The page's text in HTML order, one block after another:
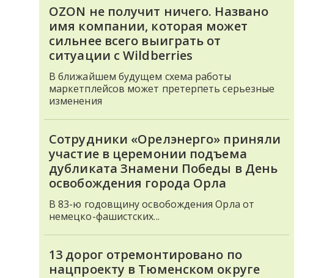
OZON не получит ничего. Названо
имя компании, которая может
сильнее всего выиграть от
ситуации с Wildberries
В ближайшем будущем схема работы
маркетплейсов может претерпеть серьезные
изменения
Сотрудники «Орелэнерго» приняли
участие в церемонии подъема
дубликата Знамени Победы в День
освобождения города Орла
В 83-ю годовщину освобождения Орла от
немецко-фашистских...
13 дорог отремонтировано по
нацпроекту в Тюменском округе